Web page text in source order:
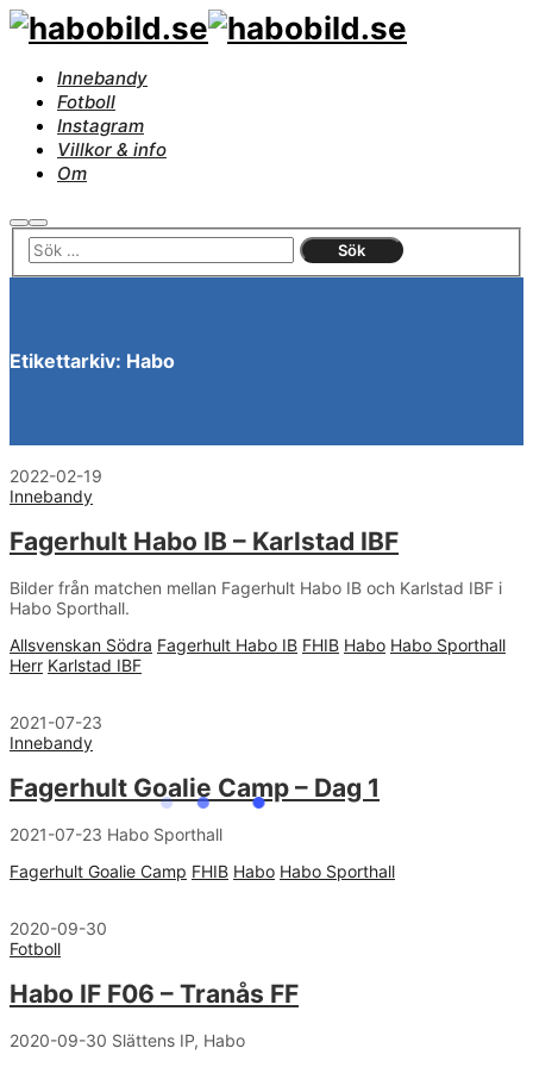
Innebandy
Fotboll
Instagram
Villkor & info
Om
SökHuvudmeny
Etikettarkiv: Habo
2022-02-19
Innebandy
Fagerhult Habo IB – Karlstad IBF
Bilder från matchen mellan Fagerhult Habo IB och Karlstad IBF i
Habo Sporthall.
Allsvenskan Södra Fagerhult Habo IB FHIB Habo Habo Sporthall
Herr Karlstad IBF
2021-07-23
Innebandy
Fagerhult Goalie Camp – Dag 1
2021-07-23 Habo Sporthall
Fagerhult Goalie Camp FHIB Habo Habo Sporthall
2020-09-30
Fotboll
Habo IF F06 – Tranås FF
2020-09-30 Slättens IP, Habo